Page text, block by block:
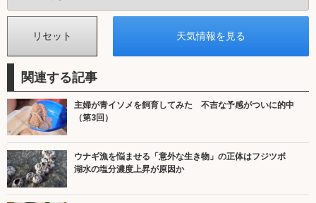
関連する記事
主婦が青イソメを飼育してみた 不吉な予感がついに的中
（第3回）
ウナギ漁を悩ませる「意外な生き物」の正体はフジツボ
湖水の塩分濃度上昇が原因か